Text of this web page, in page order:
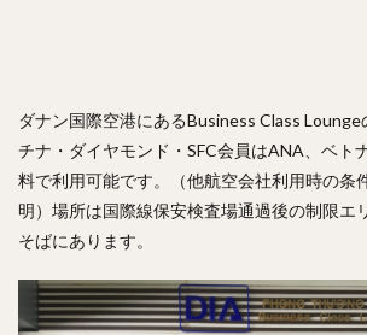
ダナン国際空港にあるBusiness Class
チナ・ダイヤモンド・SFC会員はANA、ベト
料で利用可能です。（他航空会社利用時の条
明）場所は国際線保安検査場通過後の制限エ
そばにあります。